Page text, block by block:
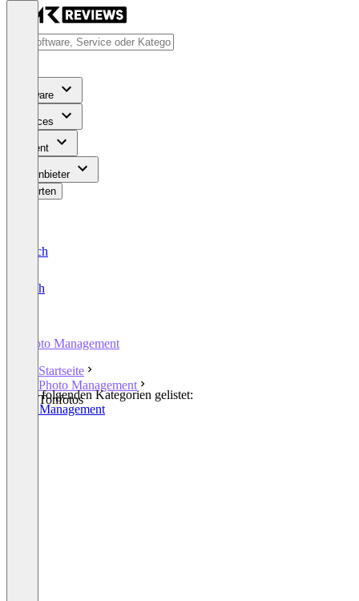
Software
Services
Content
Für Anbieter
Bewerten
Deutsch
English
Photo Management
Startseite
Photo Management
Tonfotos
In den folgenden Kategorien gelistet:
Photo Management